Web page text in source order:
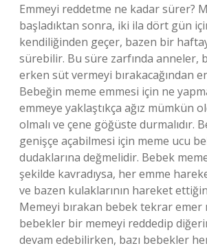
Emmeyi reddetme ne kadar sürer?
başladıktan sonra, iki ila dört gün
kendiliğinden geçer, bazen bir
sürebilir. Bu süre zarfında anneler,
erken süt vermeyi bırakacağından
Bebeğin meme emmesi için ne
emmeye yaklaştıkça ağız mümkün
olmalı ve çene göğüste durmalıdır.
genişçe açabilmesi için meme ucu
dudaklarına değmelidir. Bebek
şekilde kavradıysa, her emme
ve bazen kulaklarının hareket
Memeyi bırakan bebek tekrar emer
bebekler bir memeyi reddedip
devam edebilirken, bazı bebekler